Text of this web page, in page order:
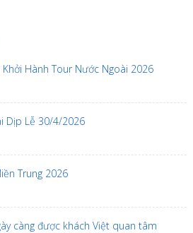
Khởi Hành Tour Nước Ngoài 2026
Dịp Lễ 30/4/2026
Trung 2026
càng được khách Việt quan tâm